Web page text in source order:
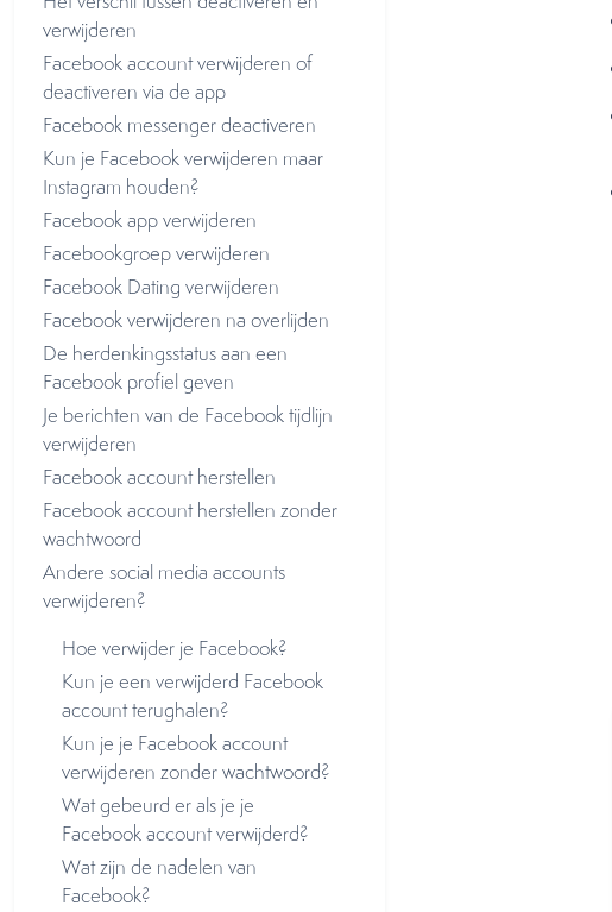
verwijderen
Facebook account verwijderen of
deactiveren via de app
Facebook messenger deactiveren
Kun je Facebook verwijderen maar
Instagram houden?
Facebook app verwijderen
Facebookgroep verwijderen
Facebook Dating verwijderen
Facebook verwijderen na overlijden
De herdenkingsstatus aan een
Facebook profiel geven
Je berichten van de Facebook tijdlijn
verwijderen
Facebook account herstellen
Facebook account herstellen zonder
wachtwoord
Andere social media accounts
verwijderen?
Hoe verwijder je Facebook?
Kun je een verwijderd Facebook
account terughalen?
Kun je je Facebook account
verwijderen zonder wachtwoord?
Wat gebeurd er als je je
Facebook account verwijderd?
Wat zijn de nadelen van
Facebook?